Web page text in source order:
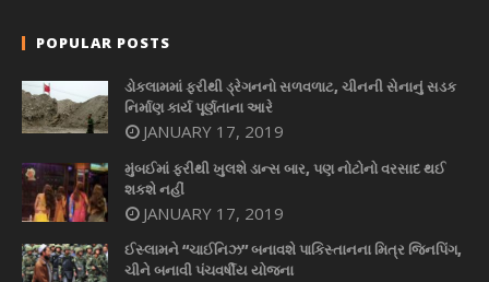
POPULAR POSTS
ડોકલામમાં ફરીથી ડ્રેગનનો સળવળાટ, ચીનની સેનાનું સડક
નિર્માણ કાર્ય પૂર્ણતાના આરે
JANUARY 17, 2019
મુંબઈમાં ફરીથી ખુલશે ડાન્સ બાર, પણ નોટોનો વરસાદ થઈ
શકશે નહીં
JANUARY 17, 2019
ઈસ્લામને “ચાઈનિઝ” બનાવશે પાકિસ્તાનના મિત્ર જિનપિંગ,
ચીને બનાવી પંચવર્ષીય યોજના